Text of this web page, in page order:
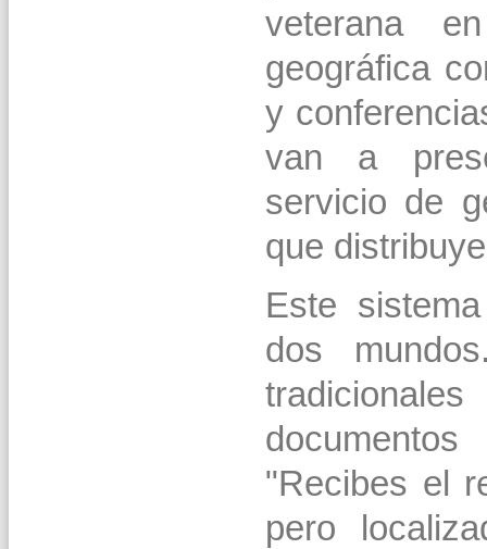
veterana
geográfica
y
van a
servicio de
que
Este
dos
"Recibes el
pero